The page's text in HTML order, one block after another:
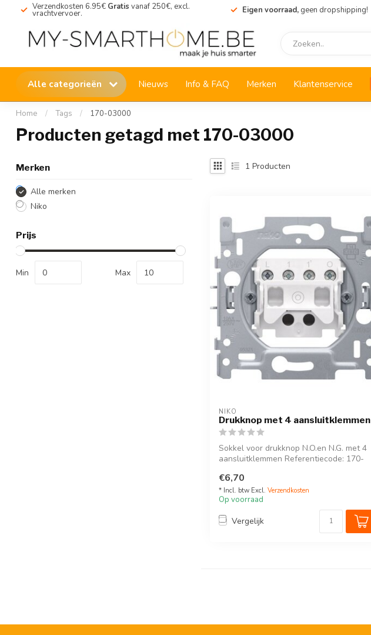
Verzendkosten 6.95€ Gratis vanaf 250€, excl.
vrachtvervoer. Eigen voorraad, geen dropshipping!
Alle categorieën Nieuws Info & FAQ Merken Klantenservice
Home / Tags / 170-03000
Producten getagd met 170-03000
Merken
Alle merken
Niko
Prijs
Min Max
1 Producten
NIKO
Drukknop met 4 aansluitklemmen
Sokkel voor drukknop N.O.en N.G. met 4
aansluitklemmen Referentiecode: 170-
€6,70
* Incl. btw Excl. Verzendkosten
Op voorraad
Vergelijk